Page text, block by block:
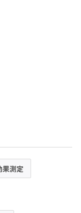
果測定